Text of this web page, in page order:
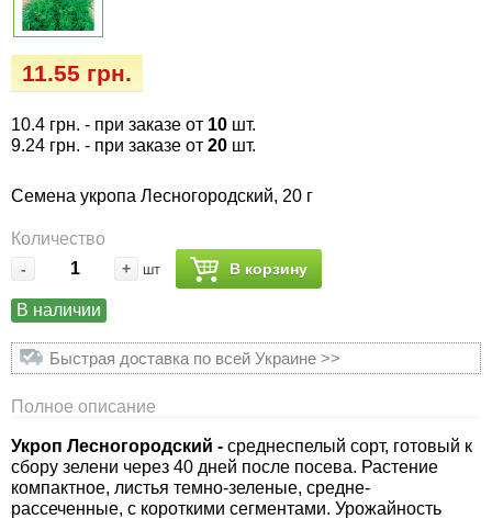
11.55 грн.
10.4 грн. - при заказе от 10 шт.
9.24 грн. - при заказе от 20 шт.
Семена укропа Лесногородский, 20 г
Количество
- + шт В корзину
В наличии
Быстрая доставка по всей Украине >>
Полное описание
Укроп Лесногородский - среднеспелый сорт, готовый к
сбору зелени через 40 дней после посева. Растение
компактное, листья темно-зеленые, средне-
рассеченные, с короткими сегментами. Урожайность
Семена перца
Семена редьки
Семена сельдерея
Семена сидератов
Удобрения «Сударушка», «Рязаночка»
Удобрения «Чистый лист» кристаллические
300 г
Удобрения «Чистый лист» в палочках
Удобрения «Чистый лист» Успех
Опрыскиватели
Средства защиты от колорадского жука
клопов, блох, домашних и садовых муравьев
Средства защиты от комаров, москитов,
клещей, ос, мошек, слепней
Средства защиты от мух